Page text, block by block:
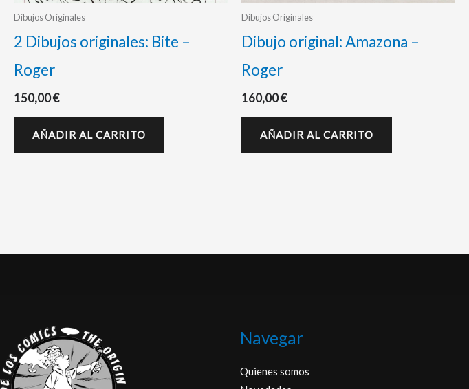
Dibujos Originales
2 Dibujos originales: Bite –
Roger
150,00€
AÑADIR AL CARRITO
Dibujos Originales
Dibujo original: Amazona –
Roger
160,00€
AÑADIR AL CARRITO
Navegar
Quienes somos